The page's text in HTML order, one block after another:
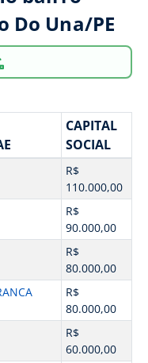
Do Una/PE
CAPITAL
SOCIAL
R$
110.000,00
R$
90.000,00
R$
80.000,00
R$
80.000,00
R$
60.000,00